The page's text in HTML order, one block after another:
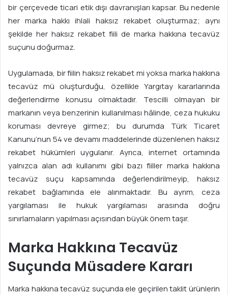
bir çerçevede ticari etik dışı davranışları kapsar. Bu nedenle
her marka hakkı ihlali haksız rekabet oluşturmaz; aynı
şekilde her haksız rekabet fiili de marka hakkına tecavüz
suçunu doğurmaz.
Uygulamada, bir fiilin haksız rekabet mi yoksa marka hakkına
tecavüz mü oluşturduğu, özellikle Yargıtay kararlarında
değerlendirme konusu olmaktadır. Tescilli olmayan bir
markanın veya benzerinin kullanılması hâlinde, ceza hukuku
koruması devreye girmez; bu durumda Türk Ticaret
Kanunu’nun 54 ve devamı maddelerinde düzenlenen haksız
rekabet hükümleri uygulanır. Ayrıca, internet ortamında
yalnızca alan adı kullanımı gibi bazı fiiller marka hakkına
tecavüz suçu kapsamında değerlendirilmeyip, haksız
rekabet bağlamında ele alınmaktadır. Bu ayrım, ceza
yargılaması ile hukuk yargılaması arasında doğru
sınırlamaların yapılması açısından büyük önem taşır.
Marka Hakkına Tecavüz
Suçunda Müsadere Kararı
Marka hakkına tecavüz suçunda ele geçirilen taklit ürünlerin